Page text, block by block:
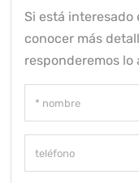
Si está interesado
conocer más
responderemos lo